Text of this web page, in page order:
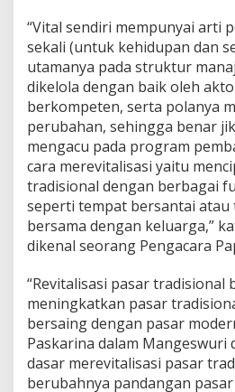
“Vital sendiri mempunyai arti
sekali (untuk kehidupan dan
utamanya pada struktur
dikelola dengan baik oleh
berkompeten, serta polanya
perubahan, sehingga benar
mengacu pada program
cara merevitalisasi yaitu
tradisional dengan berbagai
seperti tempat bersantai atau
bersama dengan keluarga,”
dikenal seorang Pengacara
“Revitalisasi pasar tradisional
meningkatkan pasar
bersaing dengan pasar
Paskarina dalam Mangeswuri
dasar merevitalisasi pasar
berubahnya pandangan